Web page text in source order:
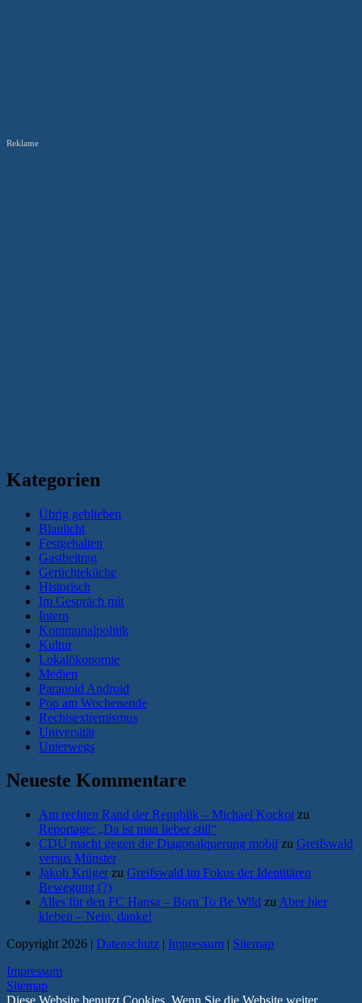
Reklame
Kategorien
Übrig geblieben
Blaulicht
Festgehalten
Gastbeitrag
Gerüchteküche
Historisch
Im Gespräch mit
Intern
Kommunalpolitik
Kultur
Lokalökonomie
Medien
Paranoid Android
Pop am Wochenende
Rechtsextremismus
Universität
Unterwegs
Neueste Kommentare
Am rechten Rand der Republik – Michael Kockot zu
Reportage: „Da ist man lieber still“
CDU macht gegen die Diagonalquerung mobil zu Greifswald
versus Münster
Jakob Krüger zu Greifswald im Fokus der Identitären
Bewegung (?)
Alles für den FC Hansa – Born To Be Wild zu Aber hier
kleben – Nein, danke!
Copyright 2026 | Datenschutz | Impressum | Sitemap
Impressum
Sitemap